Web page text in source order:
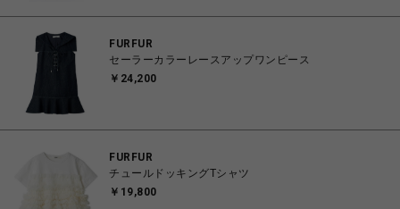
FURFUR
セーラーカラーレースアップワンピース
￥24,200
FURFUR
チュールドッキングTシャツ
￥19,800